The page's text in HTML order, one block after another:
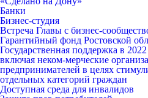
Банки
Бизнес-студия
Встреча Главы с бизнес-
Гарантийный фонд Ростовской
Государственная поддержка в
включая неком-мерческие
предпринимателей в целях
отдельных категорий граждан
Доступная среда для инвалидов